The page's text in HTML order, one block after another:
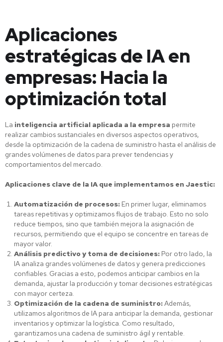
Aplicaciones
estratégicas de IA en
empresas: Hacia la
optimización total
La inteligencia artificial aplicada a la empresa permite
realizar cambios sustanciales en diversos aspectos operativos,
desde la optimización de la cadena de suministro hasta el análisis de
grandes volúmenes de datos para prever tendencias y
comportamientos del mercado.
Aplicaciones clave de la IA que implementamos en Jaestic:
Automatización de procesos: En primer lugar, eliminamos
tareas repetitivas y optimizamos flujos de trabajo. Esto no solo
reduce tiempos, sino que también mejora la asignación de
recursos, permitiendo que el equipo se concentre en tareas de
mayor valor.
Análisis predictivo y toma de decisiones: Por otro lado, la
IA analiza grandes volúmenes de datos y genera predicciones
confiables. Gracias a esto, podemos anticipar cambios en la
demanda, ajustar la producción y tomar decisiones estratégicas
con mayor certeza.
Optimización de la cadena de suministro:Además,
utilizamos algoritmos de IA para anticipar la demanda, gestionar
inventarios y optimizar la logística. Como resultado,
garantizamos una cadena de suministro ágil y rentable.